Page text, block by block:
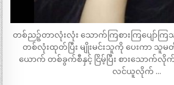
တစ်ညဉ့်တာလုံးလုံး သောက်ကြစားကြပျေ
တစ်လုံးထုတ်ပြီး မျိုးမင်းသူကို ပေးကာ သူ
ယောက် တစ်ခွက်စီနှင့် ငြိမ့်ပြီး စားသောက်လို
လင်ယူလိုက် …